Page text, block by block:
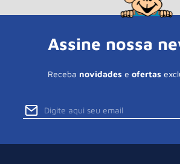
Assine nossa
Receba novidades e ofertas